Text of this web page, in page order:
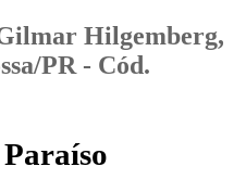
Hilgemberg,
PR - Cód.